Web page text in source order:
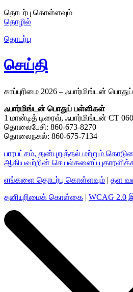
தொடர்பு கொள்ளவும்
தொழில்
தொடர்பு
செய்தி
காப்புரிமை 2026 – ஃபார்மிங்டன்
ஃபார்மிங்டன் பொதுப் பள்ளிகள்
1 மான்டித் டிரைவ், ஃபார்மிங்டன் CT
தொலைபேசி: 860-673-8270
தொலைநகல்: 860-675-7134
பாரபட்சம், துன்புறுத்தல் மற்றும்
ஆகியவற்றின் செயல்களைப்
எங்களை தொடர்பு கொள்ளவும் | தள
தனியுரிமைக் கொள்கை | WCAG